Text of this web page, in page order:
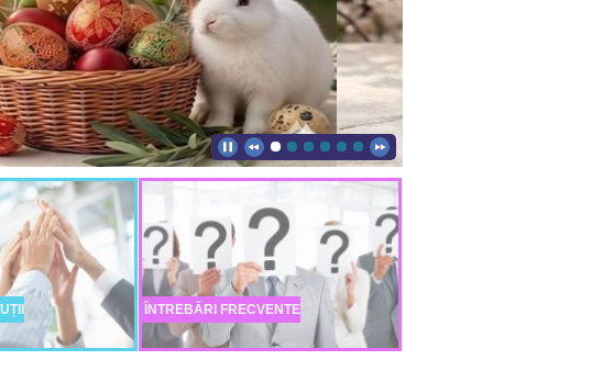
ÎNTREBĂRI FRECVENTE